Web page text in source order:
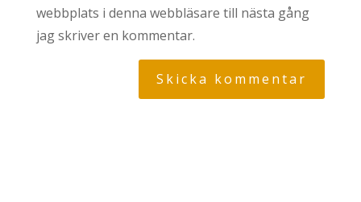
webbplats i denna webbläsare till nästa gång
jag skriver en kommentar.